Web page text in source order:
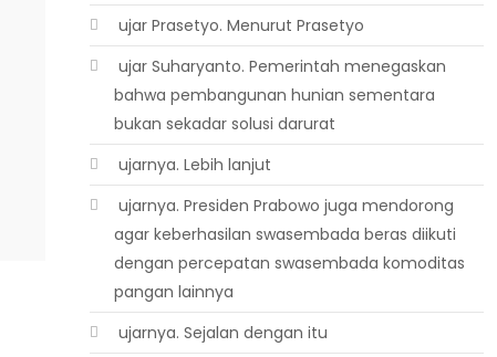
 ujar Prasetyo. Menurut Prasetyo
 ujar Suharyanto. Pemerintah menegaskan
bahwa pembangunan hunian sementara
bukan sekadar solusi darurat
 ujarnya. Lebih lanjut
 ujarnya. Presiden Prabowo juga mendorong
agar keberhasilan swasembada beras diikuti
dengan percepatan swasembada komoditas
pangan lainnya
 ujarnya. Sejalan dengan itu